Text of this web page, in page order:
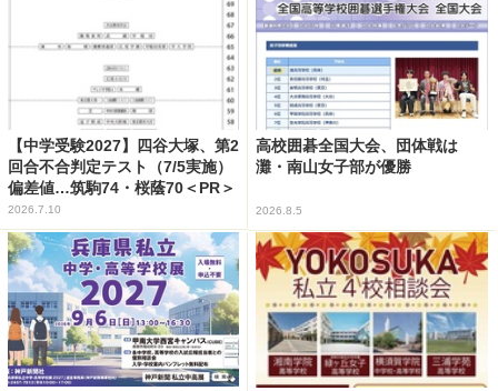
【中学受験2027】四谷大塚、第2
回合不合判定テスト（7/5実施）
偏差値…筑駒74・桜蔭70＜PR＞
2026.7.10
高校囲碁全国大会、団体戦は
灘・南山女子部が優勝
2026.8.5